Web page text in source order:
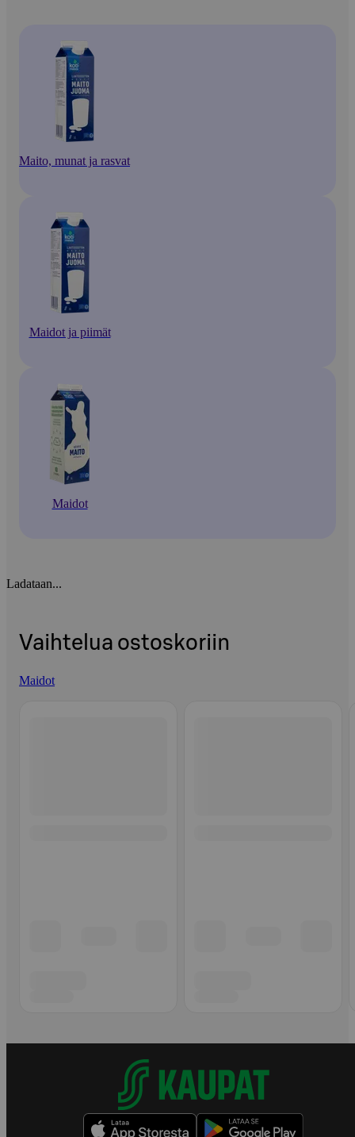
Maito, munat ja rasvat
Maidot ja piimät
Maidot
Ladataan...
Vaihtelua ostoskoriin
Maidot